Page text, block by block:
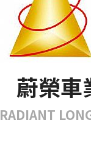
蔚榮車
RADIANT